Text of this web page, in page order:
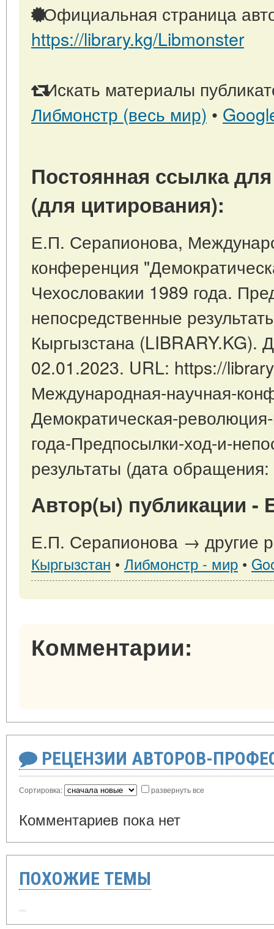
Официальная страница
https://library.kg/Libmonster
Искать материалы
Либмонстр (весь мир) •
Постоянная ссылка
(для цитирования):
Е.П. Серапионова,
конференция
Чехословакии 1989 года.
непосредственные
Кыргызстана (LIBRARY.KG).
02.01.2023. URL: https://
Международная-научная-
Демократическая-
года-Предпосылки-ход-и-
результаты (дата
Автор(ы) публикации -
Е.П. Серапионова → другие
Кыргызстан • Либмонстр - мир •
Комментарии:
РЕЦЕНЗИИ АВТОРОВ-
Сортировка: развернуть все
Комментариев пока нет
ПОХОЖИЕ ТЕМЫ